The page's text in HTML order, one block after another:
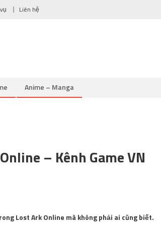
Liên hệ
Anime – Manga
– Kênh Game VN
Lost Ark Online mà không phải ai cũng biết.